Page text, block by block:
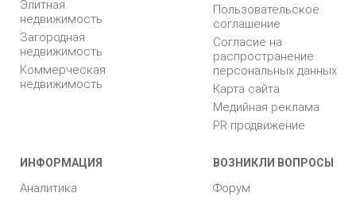
Элитная
недвижимость
Загородная
недвижимость
Коммерческая
недвижимость
Пользовательское
соглашение
Согласие на
распространение
персональных данных
Карта сайта
Медийная реклама
PR продвижение
ИНФОРМАЦИЯ
Аналитика
ВОЗНИКЛИ ВОПРОСЫ
Форум